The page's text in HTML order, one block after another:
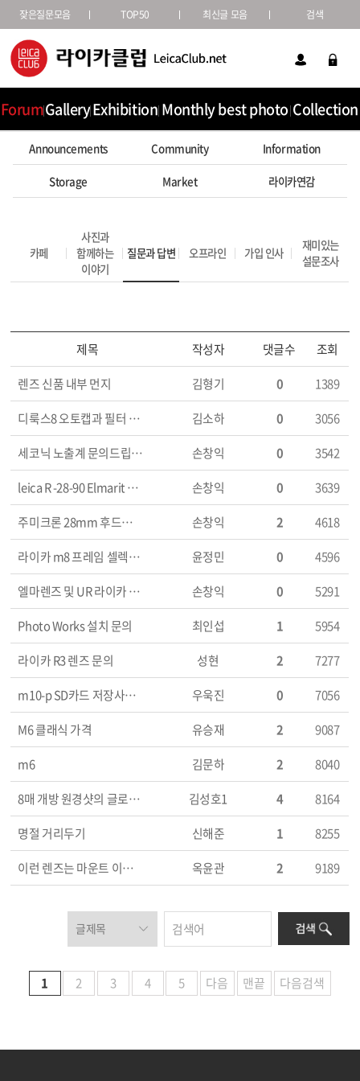
잦은질문모음 TOP50 최신글 모음 검색
ForumGalleryExhibition Monthly best photo Collection
Announcements Community Information
Storage Market 라이카연감
카페
사진과
함께하는
이야기
질문과 답변 오프라인 가입 인사
재미있는
설문조사
제목 작성자 댓글수
조회
렌즈 신품 내부 먼지
김형기 0
1389
디룩스8 오토캡과 필터 정품 맞을까요?
김소하 0
3056
세코닉 노출계 문의드립니다.
손창익 0
3542
leica R -28-90 Elmarit 28mm lens 문의드립니다.
손창익 0
3639
주미크론 28mm 후드에 난 구멍은 왜?
손창익 2
4618
라이카 m8 프레임 셀렉터 수리
윤정민 0
4596
엘마렌즈 및 UR 라이카 렌즈 문의드립니다.
손창익 0
5291
Photo Works 설치 문의
최인섭 1
5954
라이카 R3 렌즈 문의
성현 2
7277
m10-p SD카드 저장사진 회전 관련 질문드립니다.
우욱진 0
7056
M6 클래식 가격
유승재 2
9087
m6
김문하 2
8040
8매 개방 원경샷의 글로우(?) 문제.
김성호1 4
8164
명절 거리두기
신해준 1
8255
이런 렌즈는 마운트 이동시 어떻게 하시나요?
옥윤관 2 9189
1 2 3 4 5 다음 맨끝 다음검색